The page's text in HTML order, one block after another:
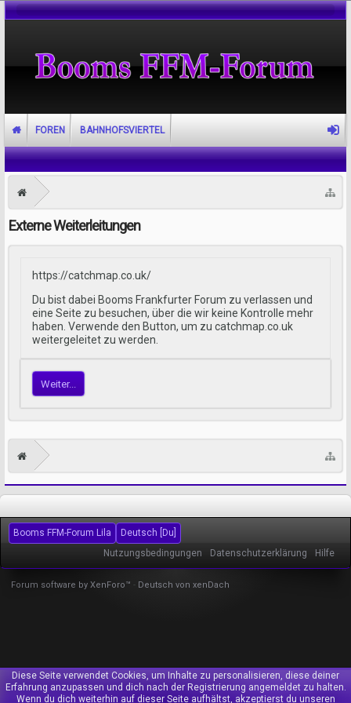
Externe Weiterleitungen
https://catchmap.co.uk/
Du bist dabei Booms Frankfurter Forum zu verlassen und
eine Seite zu besuchen, über die wir keine Kontrolle mehr
haben. Verwende den Button, um zu catchmap.co.uk
weitergeleitet zu werden.
Weiter...
FOREN BAHNHOFSVIERTEL
Booms FFM-Forum Lila
Deutsch [Du]
Nutzungsbedingungen
Datenschutzerklärung Hilfe
Forum software by XenForo™ - Deutsch von xenDach
Diese Seite verwendet Cookies, um Inhalte zu personalisieren, diese deiner
Erfahrung anzupassen und dich nach der Registrierung angemeldet zu halten.
Wenn du dich weiterhin auf dieser Seite aufhältst, akzeptierst du unseren